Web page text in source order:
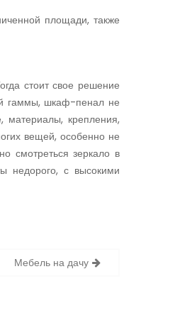
площади, также
стоит свое решение
гаммы, шкаф-пенал не
крепления,
вещей, особенно не
смотреться зеркало в
недорого, с высокими
Мебель на дачу